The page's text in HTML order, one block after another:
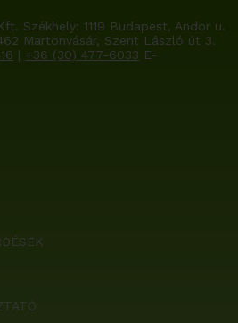
Székhely: 1119 Budapest, Andor u.
Martonvásár, Szent László út 3.
| +36 (30) 477-6033 E-